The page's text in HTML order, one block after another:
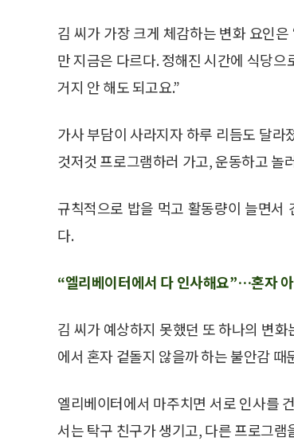
김 씨가 가장 크게 체감하는 변화 요인
만 지금은 다르다. 정해진 시간에 식당
거지 안 해도 되고요.”
가사 부담이 사라지자 하루 리듬도 달라
것저것 프로그램하러 가고, 운동하고 놀
규칙적으로 밥을 먹고 활동량이 늘면서
다.
“엘리베이터에서 다 인사해요”…혼자
김 씨가 예상하지 못했던 또 하나의 변
에서 혼자 겉돌지 않을까 하는 불안감
엘리베이터에서 마주치면 서로 인사를
서는 탁구 친구가 생기고, 다른 프로그